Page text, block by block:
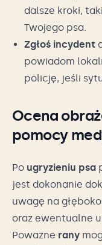
dalsze kroki,
Twojego psa.
Zgłoś incydent
powiadom
policję, jeśli
Ocena
pomocy
Po ugryzieniu psa
jest dokonanie
uwagę na
oraz ewentualne
Poważne rany